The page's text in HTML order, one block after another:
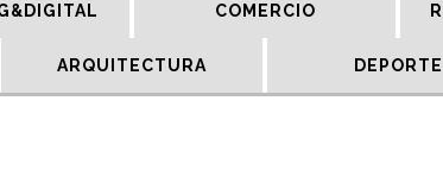
COMERCIO
ARQUITECTURA DEPORTE